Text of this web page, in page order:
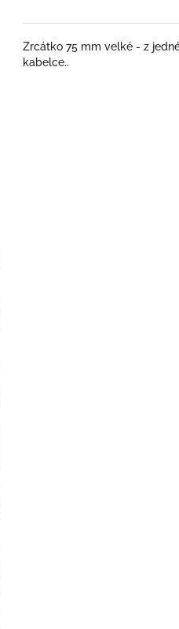
Zrcátko 75 mm velké - z
kabelce..